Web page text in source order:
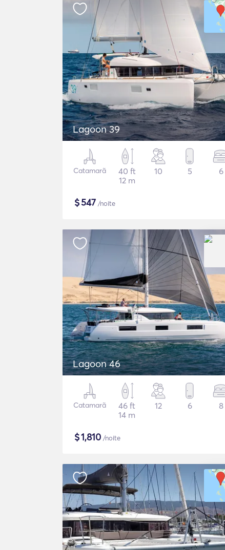
Lagoon 39
Catamarã
40 ft
12 m
10 5 6
$547 /noite
Lagoon 46
Catamarã
46 ft
14 m
12 6 8
$1,810 /noite